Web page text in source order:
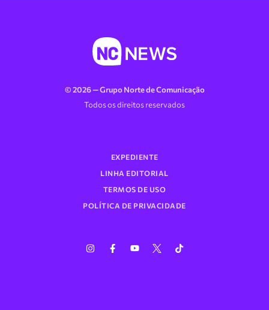
© 2026 — Grupo Norte de Comunicação
Todos os direitos reservados
EXPEDIENTE
LINHA EDITORIAL
TERMOS DE USO
POLÍTICA DE PRIVACIDADE